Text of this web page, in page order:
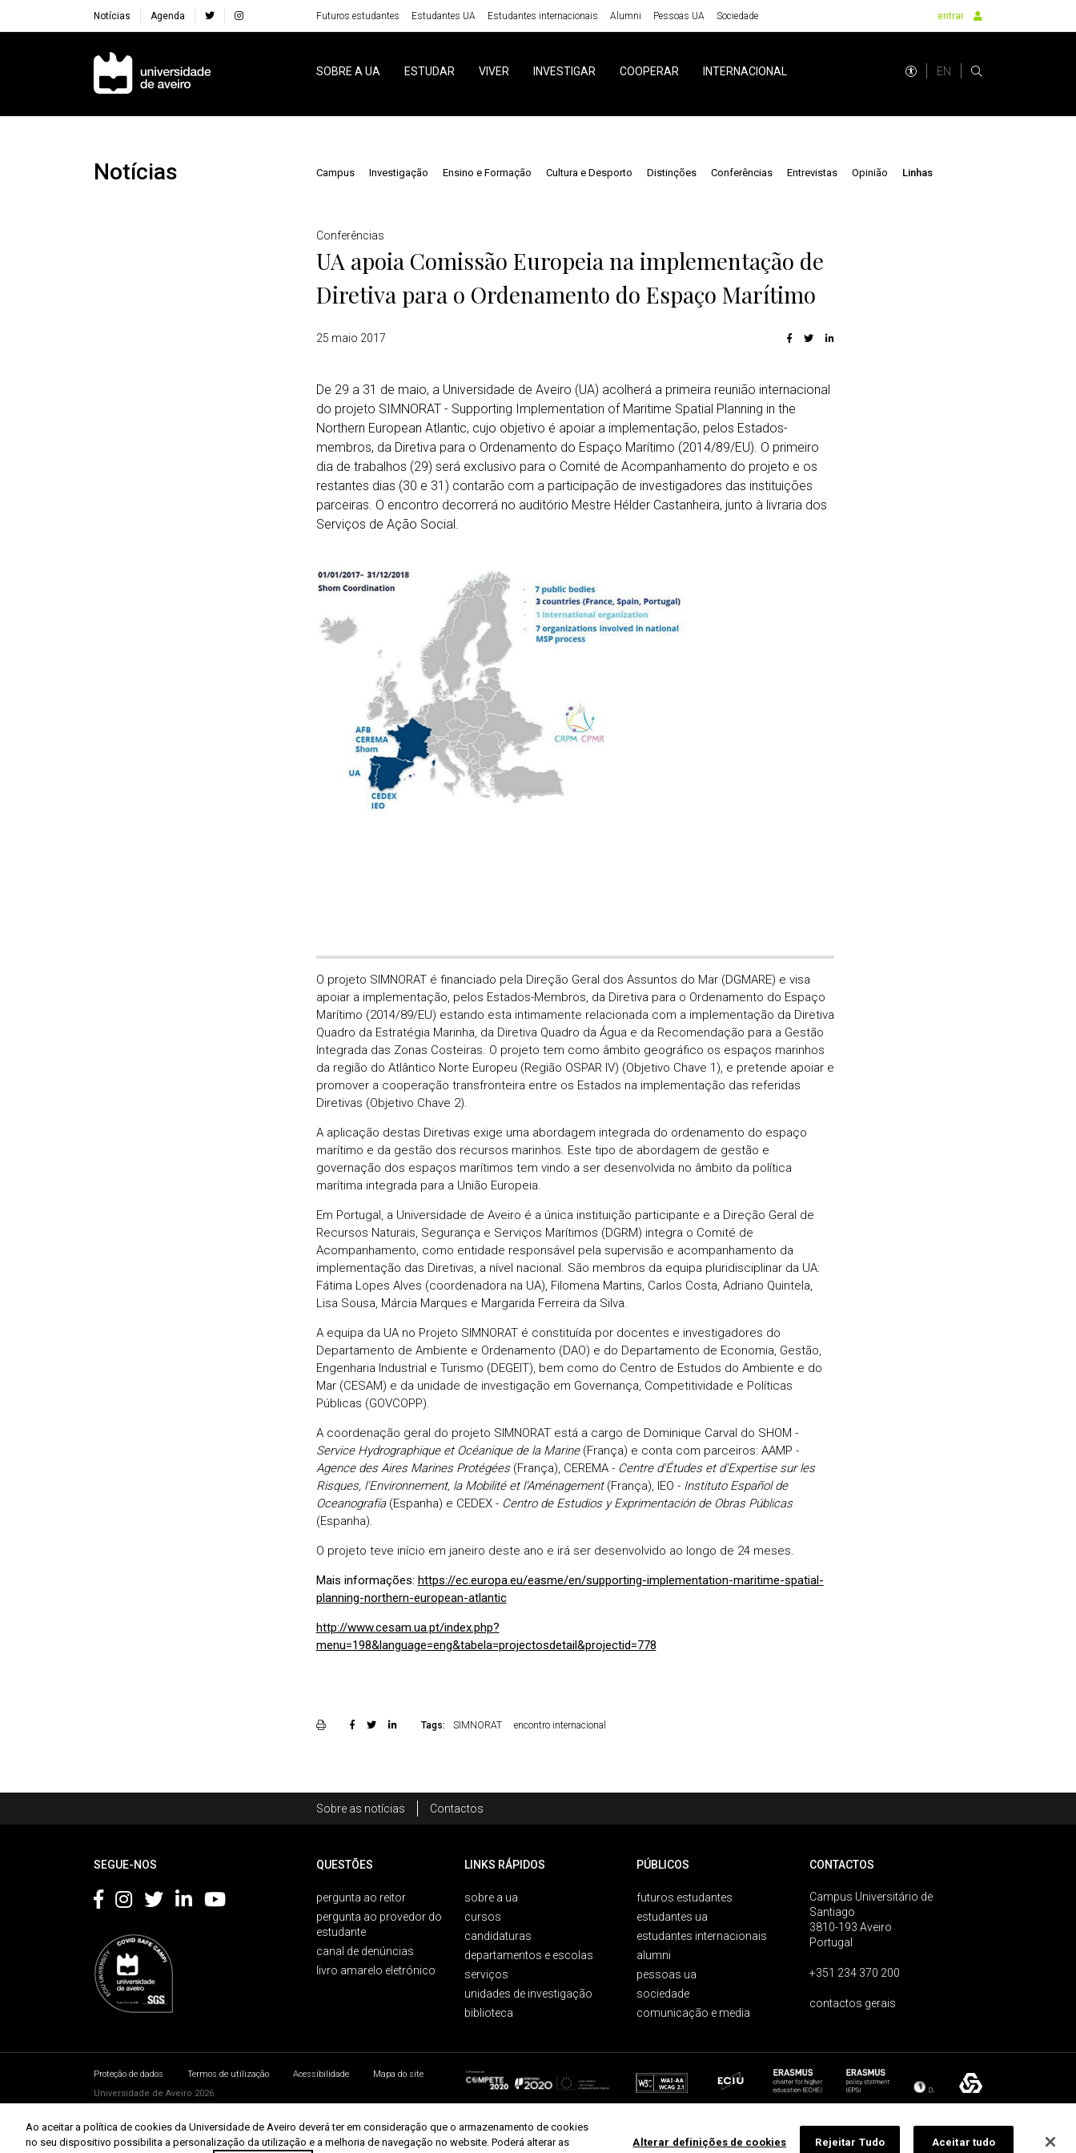
Notícias Agenda Futuros estudantes Estudantes UA Estudantes internacionais Alumni Pessoas UA Sociedade entrar
Navegação Principal
SOBRE A UA ESTUDAR VIVER INVESTIGAR COOPERAR INTERNACIONAL EN
Notícias Campus Investigação Ensino e Formação Cultura e Desporto Distinções Conferências Entrevistas Opinião Linhas
Conferências
UA apoia Comissão Europeia na implementação de
Diretiva para o Ordenamento do Espaço Marítimo
25 maio 2017
De 29 a 31 de maio, a Universidade de Aveiro (UA) acolherá a primeira reunião internacional
do projeto SIMNORAT - Supporting Implementation of Maritime Spatial Planning in the
Northern European Atlantic, cujo objetivo é apoiar a implementação, pelos Estados-
membros, da Diretiva para o Ordenamento do Espaço Marítimo (2014/89/EU). O primeiro
dia de trabalhos (29) será exclusivo para o Comité de Acompanhamento do projeto e os
restantes dias (30 e 31) contarão com a participação de investigadores das instituições
parceiras. O encontro decorrerá no auditório Mestre Hélder Castanheira, junto à livraria dos
Serviços de Ação Social.
O projeto SIMNORAT é financiado pela Direção Geral dos Assuntos do Mar (DGMARE) e visa
apoiar a implementação, pelos Estados-Membros, da Diretiva para o Ordenamento do Espaço
Marítimo (2014/89/EU) estando esta intimamente relacionada com a implementação da Diretiva
Quadro da Estratégia Marinha, da Diretiva Quadro da Água e da Recomendação para a Gestão
Integrada das Zonas Costeiras. O projeto tem como âmbito geográfico os espaços marinhos
da região do Atlântico Norte Europeu (Região OSPAR IV) (Objetivo Chave 1), e pretende apoiar e
promover a cooperação transfronteira entre os Estados na implementação das referidas
Diretivas (Objetivo Chave 2).
A aplicação destas Diretivas exige uma abordagem integrada do ordenamento do espaço
marítimo e da gestão dos recursos marinhos. Este tipo de abordagem de gestão e
governação dos espaços marítimos tem vindo a ser desenvolvida no âmbito da política
marítima integrada para a União Europeia.
Em Portugal, a Universidade de Aveiro é a única instituição participante e a Direção Geral de
Recursos Naturais, Segurança e Serviços Marítimos (DGRM) integra o Comité de
Acompanhamento, como entidade responsável pela supervisão e acompanhamento da
implementação das Diretivas, a nível nacional. São membros da equipa pluridisciplinar da UA:
Fátima Lopes Alves (coordenadora na UA), Filomena Martins, Carlos Costa, Adriano Quintela,
Lisa Sousa, Márcia Marques e Margarida Ferreira da Silva.
A equipa da UA no Projeto SIMNORAT é constituída por docentes e investigadores do
Departamento de Ambiente e Ordenamento (DAO) e do Departamento de Economia, Gestão,
Engenharia Industrial e Turismo (DEGEIT), bem como do Centro de Estudos do Ambiente e do
Mar (CESAM) e da unidade de investigação em Governança, Competitividade e Políticas
Públicas (GOVCOPP).
A coordenação geral do projeto SIMNORAT está a cargo de Dominique Carval do SHOM -
Service Hydrographique et Océanique de la Marine(França) e conta com parceiros: AAMP -
Agence des Aires Marines Protégées(França), CEREMA - Centre d'Études et d'Expertise sur les
Risques, l'Environnement, la Mobilité et l’Aménagement(França), IEO - Instituto Español de
Oceanografía(Espanha) e CEDEX - Centro de Estudios y Exprimentación de Obras Públicas
(Espanha).
O projeto teve início em janeiro deste ano e irá ser desenvolvido ao longo de 24 meses.
Mais informações: https://ec.europa.eu/easme/en/supporting-implementation-maritime-spatial-
planning-northern-european-atlantic
http://www.cesam.ua.pt/index.php?
menu=198&language=eng&tabela=projectosdetail&projectid=778
Tags: SIMNORAT encontro internacional
Sobre as notícias Contactos
SEGUE-NOS QUESTÕES
pergunta ao reitor
pergunta ao provedor do
estudante
canal de denúncias
livro amarelo eletrónico
LINKS RÁPIDOS
sobre a ua
cursos
candidaturas
departamentos e escolas
serviços
unidades de investigação
biblioteca
PÚBLICOS
futuros estudantes
estudantes ua
estudantes internacionais
alumni
pessoas ua
sociedade
comunicação e media
CONTACTOS
Campus Universitário de
Santiago
3810-193 Aveiro
Portugal
+351 234 370 200
contactos gerais
Proteção de dados Termos de utilização Acessibilidade
Mapa do site
Universidade de Aveiro 2026
Ao aceitar a política de cookies da Universidade de Aveiro deverá ter em consideração que o armazenamento de cookies
no seu dispositivo possibilita a personalização da utilização e a melhoria de navegação no website. Poderá alterar as
Alterar definições de cookies Rejeitar Tudo Aceitar tudo